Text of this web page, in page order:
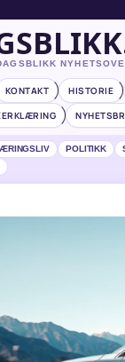
KONTAKT HISTORIE
POLITIKK